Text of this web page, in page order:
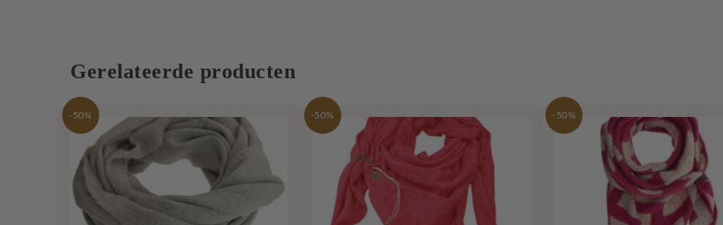
Gerelateerde producten
-50% -50% -50%